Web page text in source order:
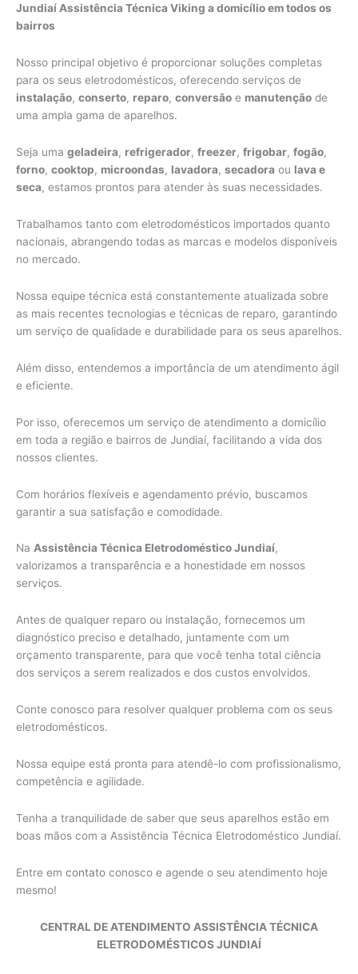
Jundiaí Assistência Técnica Viking a domicílio em todos os
bairros
Nosso principal objetivo é proporcionar soluções completas
para os seus eletrodomésticos, oferecendo serviços de
instalação, conserto, reparo, conversão e manutenção de
uma ampla gama de aparelhos.
Seja uma geladeira, refrigerador, freezer, frigobar, fogão,
forno, cooktop, microondas, lavadora, secadora ou lava e
seca, estamos prontos para atender às suas necessidades.
Trabalhamos tanto com eletrodomésticos importados quanto
nacionais, abrangendo todas as marcas e modelos disponíveis
no mercado.
Nossa equipe técnica está constantemente atualizada sobre
as mais recentes tecnologias e técnicas de reparo, garantindo
um serviço de qualidade e durabilidade para os seus aparelhos.
Além disso, entendemos a importância de um atendimento ágil
e eficiente.
Por isso, oferecemos um serviço de atendimento a domicílio
em toda a região e bairros de Jundiaí, facilitando a vida dos
nossos clientes.
Com horários flexíveis e agendamento prévio, buscamos
garantir a sua satisfação e comodidade.
Na Assistência Técnica Eletrodoméstico Jundiaí,
valorizamos a transparência e a honestidade em nossos
serviços.
Antes de qualquer reparo ou instalação, fornecemos um
diagnóstico preciso e detalhado, juntamente com um
orçamento transparente, para que você tenha total ciência
dos serviços a serem realizados e dos custos envolvidos.
Conte conosco para resolver qualquer problema com os seus
eletrodomésticos.
Nossa equipe está pronta para atendê-lo com profissionalismo,
competência e agilidade.
Tenha a tranquilidade de saber que seus aparelhos estão em
boas mãos com a Assistência Técnica Eletrodoméstico Jundiaí.
Entre em contato conosco e agende o seu atendimento hoje
mesmo!
CENTRAL DE ATENDIMENTO ASSISTÊNCIA TÉCNICA
ELETRODOMÉSTICOS JUNDIAÍ